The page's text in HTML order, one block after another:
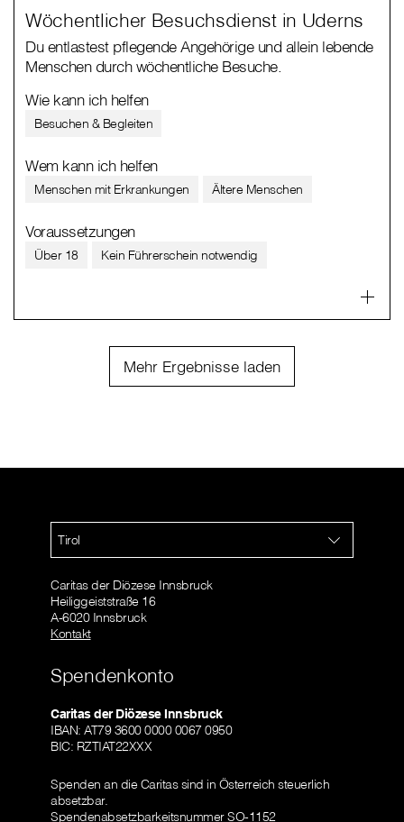
Wöchentlicher Besuchsdienst in Uderns
Du entlastest pflegende Angehörige und allein lebende
Menschen durch wöchentliche Besuche.
Wie kann ich helfen
Besuchen & Begleiten
Wem kann ich helfen
Menschen mit Erkrankungen Ältere Menschen
Voraussetzungen
Über 18 Kein Führerschein notwendig
Mehr Ergebnisse laden
Tirol
Caritas der Diözese Innsbruck
Heiliggeiststraße 16
A-6020 Innsbruck
Kontakt
Spendenkonto
Caritas der Diözese Innsbruck
IBAN: AT79 3600 0000 0067 0950
BIC: RZTIAT22XXX
Spenden an die Caritas sind in Österreich steuerlich
absetzbar.
Spendenabsetzbarkeitsnummer SO-1152